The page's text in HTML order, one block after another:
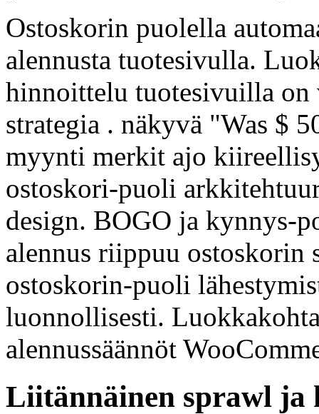
Ostoskorin puolella
alennusta tuotesivulla.
hinnoittelu tuotesivuilla on
strategia . näkyvä "Was $
myynti merkit ajo
ostoskori-puoli
design. BOGO ja kynnys-
alennus riippuu ostoskorin
ostoskorin-puoli
luonnollisesti.
alennussäännöt
Liitännäinen sprawl ja